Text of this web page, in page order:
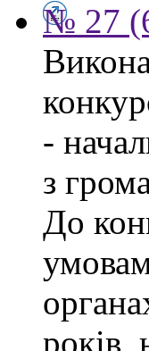
№ 27
-
з
До
років,